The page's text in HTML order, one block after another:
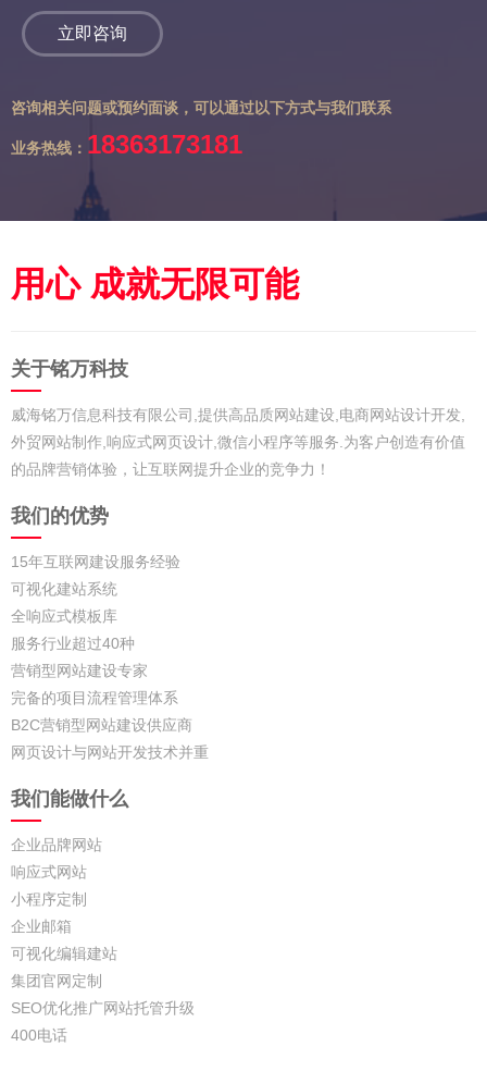
立即咨询
咨询相关问题或预约面谈，可以通过以下方式与我们联系
业务热线： 18363173181
用心 成就无限可能
关于铭万科技
威海铭万信息科技有限公司,提供高品质网站建设,电商网站设计开发,
外贸网站制作,响应式网页设计,微信小程序等服务.为客户创造有价值
的品牌营销体验，让互联网提升企业的竞争力！
我们的优势
15年互联网建设服务经验
可视化建站系统
全响应式模板库
服务行业超过40种
营销型网站建设专家
完备的项目流程管理体系
B2C营销型网站建设供应商
网页设计与网站开发技术并重
我们能做什么
企业品牌网站
响应式网站
小程序定制
企业邮箱
可视化编辑建站
集团官网定制
SEO优化推广网站托管升级
400电话